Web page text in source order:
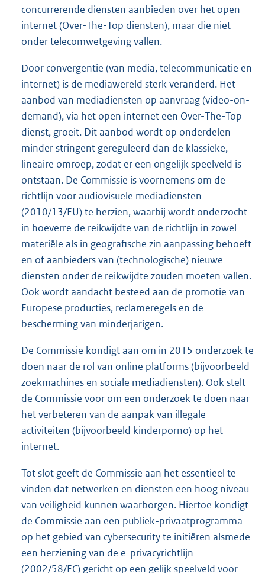
concurrerende diensten aanbieden over het open
internet (Over-The-Top diensten), maar die niet
onder telecomwetgeving vallen.
Door convergentie (van media, telecommunicatie en
internet) is de mediawereld sterk veranderd. Het
aanbod van mediadiensten op aanvraag (video-on-
demand), via het open internet een Over-The-Top
dienst, groeit. Dit aanbod wordt op onderdelen
minder stringent gereguleerd dan de klassieke,
lineaire omroep, zodat er een ongelijk speelveld is
ontstaan. De Commissie is voornemens om de
richtlijn voor audiovisuele mediadiensten
(2010/13/EU) te herzien, waarbij wordt onderzocht
in hoeverre de reikwijdte van de richtlijn in zowel
materiële als in geografische zin aanpassing behoeft
en of aanbieders van (technologische) nieuwe
diensten onder de reikwijdte zouden moeten vallen.
Ook wordt aandacht besteed aan de promotie van
Europese producties, reclameregels en de
bescherming van minderjarigen.
De Commissie kondigt aan om in 2015 onderzoek te
doen naar de rol van online platforms (bijvoorbeeld
zoekmachines en sociale mediadiensten). Ook stelt
de Commissie voor om een onderzoek te doen naar
het verbeteren van de aanpak van illegale
activiteiten (bijvoorbeeld kinderporno) op het
internet.
Tot slot geeft de Commissie aan het essentieel te
vinden dat netwerken en diensten een hoog niveau
van veiligheid kunnen waarborgen. Hiertoe kondigt
de Commissie aan een publiek-privaatprogramma
op het gebied van cybersecurity te initiëren alsmede
een herziening van de e-privacyrichtlijn
(2002/58/EC) gericht op een gelijk speelveld voor